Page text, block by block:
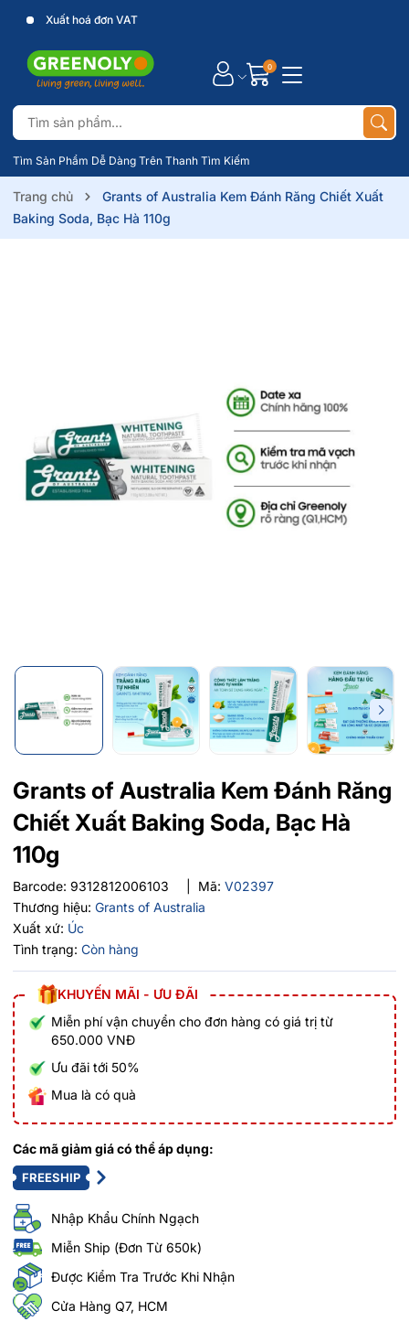
Xuất hoá đơn VAT
Tìm Sản Phẩm Dễ Dàng Trên Thanh Tìm Kiếm
0
Trang chủ
Grants of Australia Kem Đánh Răng Chiết Xuất
Baking Soda, Bạc Hà 110g
Grants of Australia Kem Đánh Răng
Chiết Xuất Baking Soda, Bạc Hà
110g
Barcode: 9312812006103 Mã: V02397
Thương hiệu: Grants of Australia
Xuất xứ: Úc
Tình trạng: Còn hàng
KHUYẾN MÃI - ƯU ĐÃI
Miễn phí vận chuyển cho đơn hàng có giá trị từ
650.000 VNĐ
Ưu đãi tới 50%
Mua là có quà
Các mã giảm giá có thể áp dụng:
FREESHIP
Nhập Khẩu Chính Ngạch
Miễn Ship (Đơn Từ 650k)
Được Kiểm Tra Trước Khi Nhận
Cửa Hàng Q7, HCM